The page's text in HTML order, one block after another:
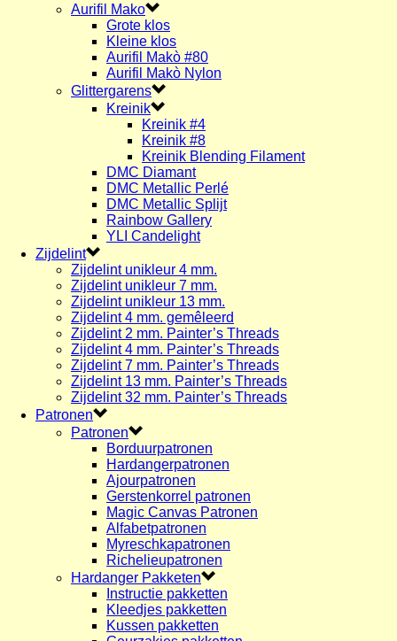
Aurifil Mako
Grote klos
Kleine klos
Aurifil Makò #80
Aurifil Makò Nylon
Glittergarens
Kreinik
Kreinik #4
Kreinik #8
Kreinik Blending Filament
DMC Diamant
DMC Metallic Perlé
DMC Metallic Splijt
Rainbow Gallery
YLI Candelight
Zijdelint
Zijdelint unikleur 4 mm.
Zijdelint unikleur 7 mm.
Zijdelint unikleur 13 mm.
Zijdelint 4 mm. gemêleerd
Zijdelint 2 mm. Painter’s Threads
Zijdelint 4 mm. Painter’s Threads
Zijdelint 7 mm. Painter’s Threads
Zijdelint 13 mm. Painter’s Threads
Zijdelint 32 mm. Painter’s Threads
Patronen
Patronen
Borduurpatronen
Hardangerpatronen
Ajourpatronen
Gerstenkorrel patronen
Magic Canvas Patronen
Alfabetpatronen
Myreschkapatronen
Richelieupatronen
Hardanger Pakketen
Instructie pakketten
Kleedjes pakketten
Kussen pakketten